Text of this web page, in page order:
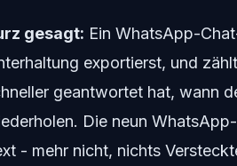
gesagt: Ein WhatsApp-
exportierst, und
geantwortet hat, wann
Die neun
- mehr nicht, nichts